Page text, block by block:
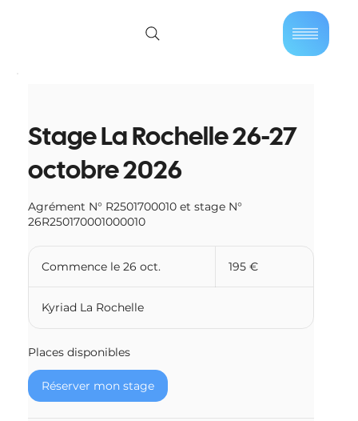
Stage La Rochelle 26-27
octobre 2026
Agrément N° R2501700010 et stage N°
26R250170001000010
Commence le 26 oct.
e
e
195 €
Kyriad La Rochelle
Places disponibles
Réserver mon stage